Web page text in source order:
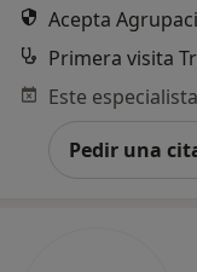
Acepta
Primera visita
Pedir una